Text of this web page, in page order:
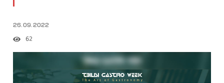
26.09.2022
62